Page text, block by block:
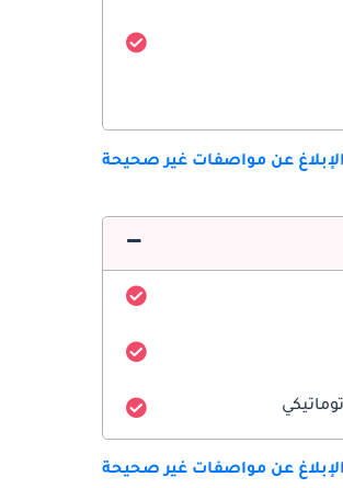
الإبلاغ عن مواصفات غير صحيحة
الإبلاغ عن مواصفات غير صحيحة